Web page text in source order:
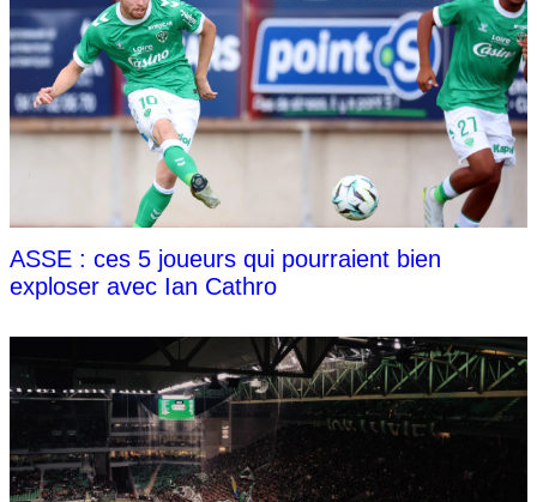
ASSE : ces 5 joueurs qui pourraient bien
exploser avec Ian Cathro